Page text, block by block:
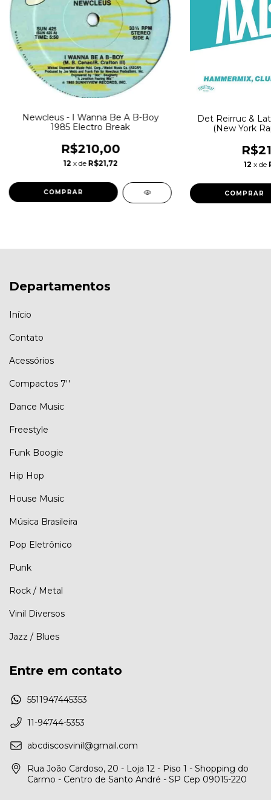
Newcleus - I Wanna Be A B-Boy
1985 Electro Break
R$210,00
12 x de R$21,72
Det Reirruc &
(New York
12 x de
Departamentos
Início
Contato
Acessórios
Compactos 7''
Dance Music
Freestyle
Funk Boogie
Hip Hop
House Music
Música Brasileira
Pop Eletrônico
Punk
Rock / Metal
Vinil Diversos
Jazz / Blues
Entre em contato
5511947445353
11-94744-5353
abcdiscosvinil@gmail.com
Rua João Cardoso, 20 - Loja 12 - Piso 1 - Shopping do
Carmo - Centro de Santo André - SP Cep 09015-220